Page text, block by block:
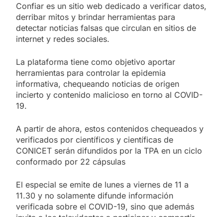
Confiar es un sitio web dedicado a verificar datos,
derribar mitos y brindar herramientas para
detectar noticias falsas que circulan en sitios de
internet y redes sociales.
La plataforma tiene como objetivo aportar
herramientas para controlar la epidemia
informativa, chequeando noticias de origen
incierto y contenido malicioso en torno al COVID-
19.
A partir de ahora, estos contenidos chequeados y
verificados por científicos y científicas de
CONICET serán difundidos por la TPA en un ciclo
conformado por 22 cápsulas
El especial se emite de lunes a viernes de 11 a
11.30 y no solamente difunde información
verificada sobre el COVID-19, sino que además